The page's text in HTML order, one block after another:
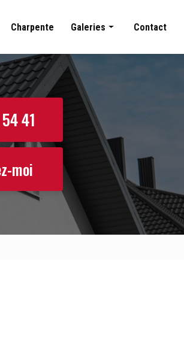
Charpente Galeries
Couverture
Nettoyage toiture
Contact
41
moi